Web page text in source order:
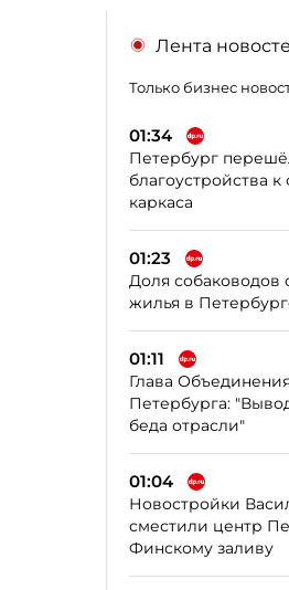
Лента
Только бизнес
01:34
Петербург
благоустройства
каркаса
01:23
Доля собаководов
жилья в
01:11
Глава
Петербурга:
беда отрасли"
01:04
Новостройки
сместили центр
Финскому заливу